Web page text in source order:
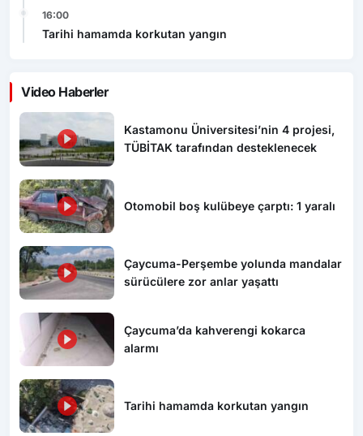
16:00
Tarihi hamamda korkutan yangın
Video Haberler
Kastamonu Üniversitesi’nin 4 projesi,
TÜBİTAK tarafından desteklenecek
Otomobil boş kulübeye çarptı: 1 yaralı
Çaycuma-Perşembe yolunda mandalar
sürücülere zor anlar yaşattı
Çaycuma’da kahverengi kokarca
alarmı
Tarihi hamamda korkutan yangın